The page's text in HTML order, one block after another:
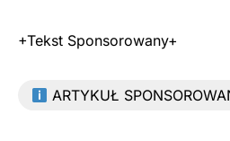
+Tekst Sponsorowany+
ARTYKUŁ